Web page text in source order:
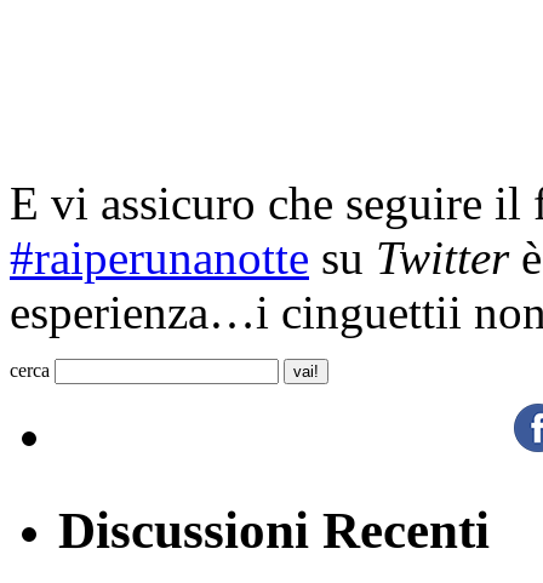
E vi assicuro che seguire
#raiperunanotte su Twitter
esperienza…i cinguettii
cerca
Discussioni Recenti